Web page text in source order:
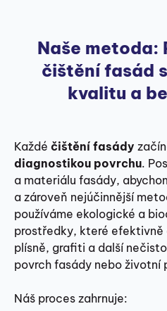
Naše metoda:
čištění fasád
kvalitu a
Každé čištění fasády
diagnostikou povrchu.
a materiálu fasády,
a zároveň nejúčinnější
používáme ekologické a
prostředky, které efektivně
plísně, grafiti a další
povrch fasády nebo životní
Náš proces zahrnuje: